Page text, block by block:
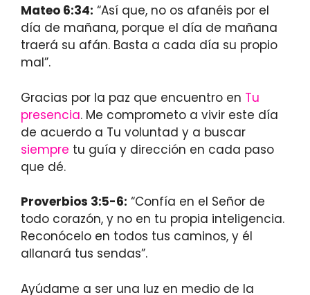
Mateo 6:34: “Así que, no os afanéis por el
día de mañana, porque el día de mañana
traerá su afán. Basta a cada día su propio
mal”.
Gracias por la paz que encuentro en Tu
presencia. Me comprometo a vivir este día
de acuerdo a Tu voluntad y a buscar
siempre tu guía y dirección en cada paso
que dé.
Proverbios 3:5-6: “Confía en el Señor de
todo corazón, y no en tu propia inteligencia.
Reconócelo en todos tus caminos, y él
allanará tus sendas”.
Ayúdame a ser una luz en medio de la